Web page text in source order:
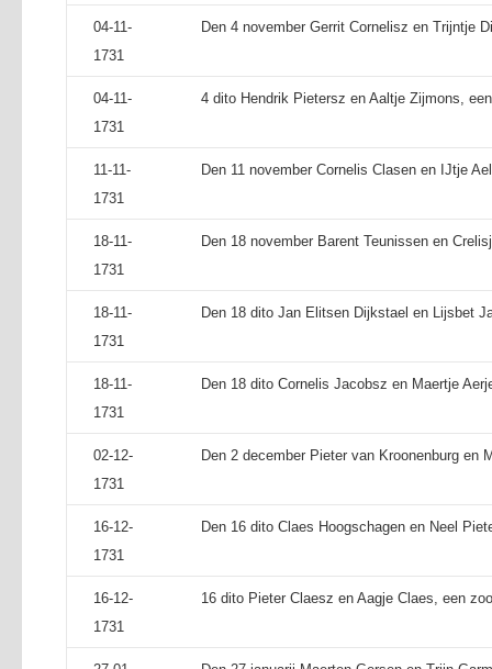
04-11-
1731
Den 4 november Gerrit Cornelisz en Trijntje
04-11-
1731
4 dito Hendrik Pietersz en Aaltje Zijmons,
11-11-
1731
Den 11 november Cornelis Clasen en IJtje
18-11-
1731
Den 18 november Barent Teunissen en
18-11-
1731
Den 18 dito Jan Elitsen Dijkstael en Lijsbet
18-11-
1731
Den 18 dito Cornelis Jacobsz en Maertje
02-12-
1731
Den 2 december Pieter van Kroonenburg en
16-12-
1731
Den 16 dito Claes Hoogschagen en Neel
16-12-
1731
16 dito Pieter Claesz en Aagje Claes, een